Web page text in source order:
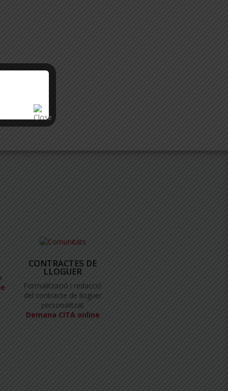
CONTRACTES DE
LLOGUER
Formalització i redacció
del contracte de lloguer
personalitzat
Demana CITA online